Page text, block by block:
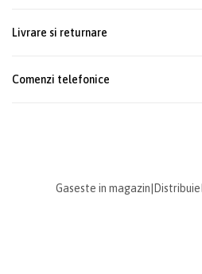
Livrare si returnare
Comenzi telefonice
Gaseste in magazin Distribuie